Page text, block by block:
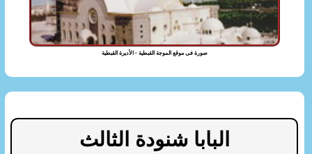
صورة فى موقع الموجة القبطية - الأديرة القبطية
البابا شنودة الثالث